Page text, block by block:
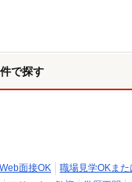
で探す
Web面接OK 職場見学OKまた